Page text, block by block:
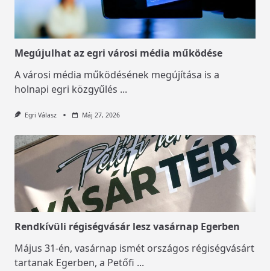
Megújulhat az egri városi média működése
A városi média működésének megújítása is a
holnapi egri közgyűlés ...
Egri Válasz Máj 27, 2026
Rendkívüli régiségvásár lesz vasárnap Egerben
Május 31-én, vasárnap ismét országos régiségvásárt
tartanak Egerben, a Petőfi ...